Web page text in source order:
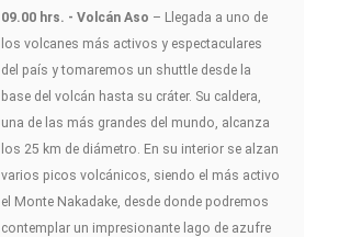
09.00 hrs. - Volcán Aso – Llegada a uno de
los volcanes más activos y espectaculares
del país y tomaremos un shuttle desde la
base del volcán hasta su cráter. Su caldera,
una de las más grandes del mundo, alcanza
los 25 km de diámetro. En su interior se alzan
varios picos volcánicos, siendo el más activo
el Monte Nakadake, desde donde podremos
contemplar un impresionante lago de azufre